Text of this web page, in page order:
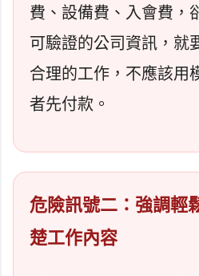
費、設備費、入會費，
可驗證的公司資訊，就
合理的工作，不應該用
者先付款。
危險訊號二：強調輕
楚工作內容